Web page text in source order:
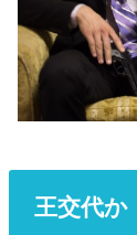
王交代か